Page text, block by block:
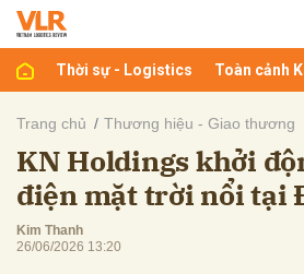
Thời sự - Logistics Toàn cảnh
Trang chủ Thương hiệu - Giao thương
KN Holdings khởi
điện mặt trời nổi tại
Kim Thanh
26/06/2026 13:20
luận